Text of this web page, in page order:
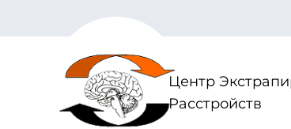
Центр
Расстройств